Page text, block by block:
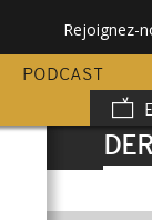
Rejoignez-
PODCAST